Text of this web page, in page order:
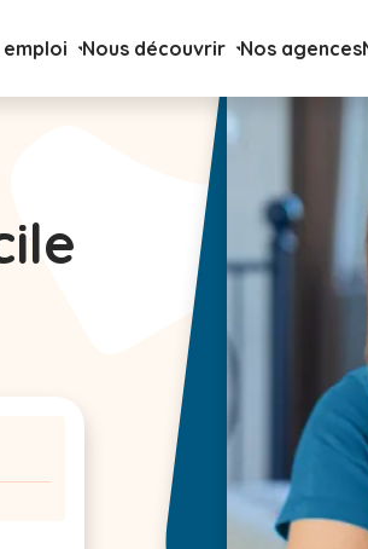
Nous découvrir Nos agences